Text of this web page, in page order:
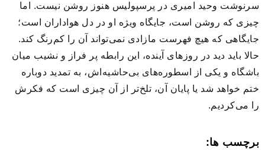
سرنوشت وحید امیری در پرسپولیس هنوز روشن نیست. اما
چیزی که روشن است، جایگاه ویژه او در دل هواداران است؛
جایگاهی که هیچ فهرست مازادی نمی‌تواند آن را کم‌رنگ کند.
حالا باید دید در روزهای آینده، این رابطه پر فراز و نشیب میان
باشگاه و یکی از اسطوره‌های بی‌حاشیه‌اش، به تمدید دوباره
ختم خواهد شد یا پایان آن، تلخ‌تر از آن چیزی‌ است که فکرش
را می‌کردیم.
برچسب ها: